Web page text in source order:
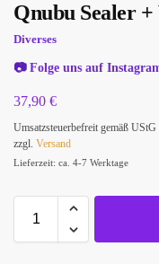
Qnubu Sealer +
Diverses
📷Folge uns auf
37,90 €
Umsatzsteuerbefreit gemäß UStG
zzgl. Versand
Lieferzeit: ca. 4-7 Werktage